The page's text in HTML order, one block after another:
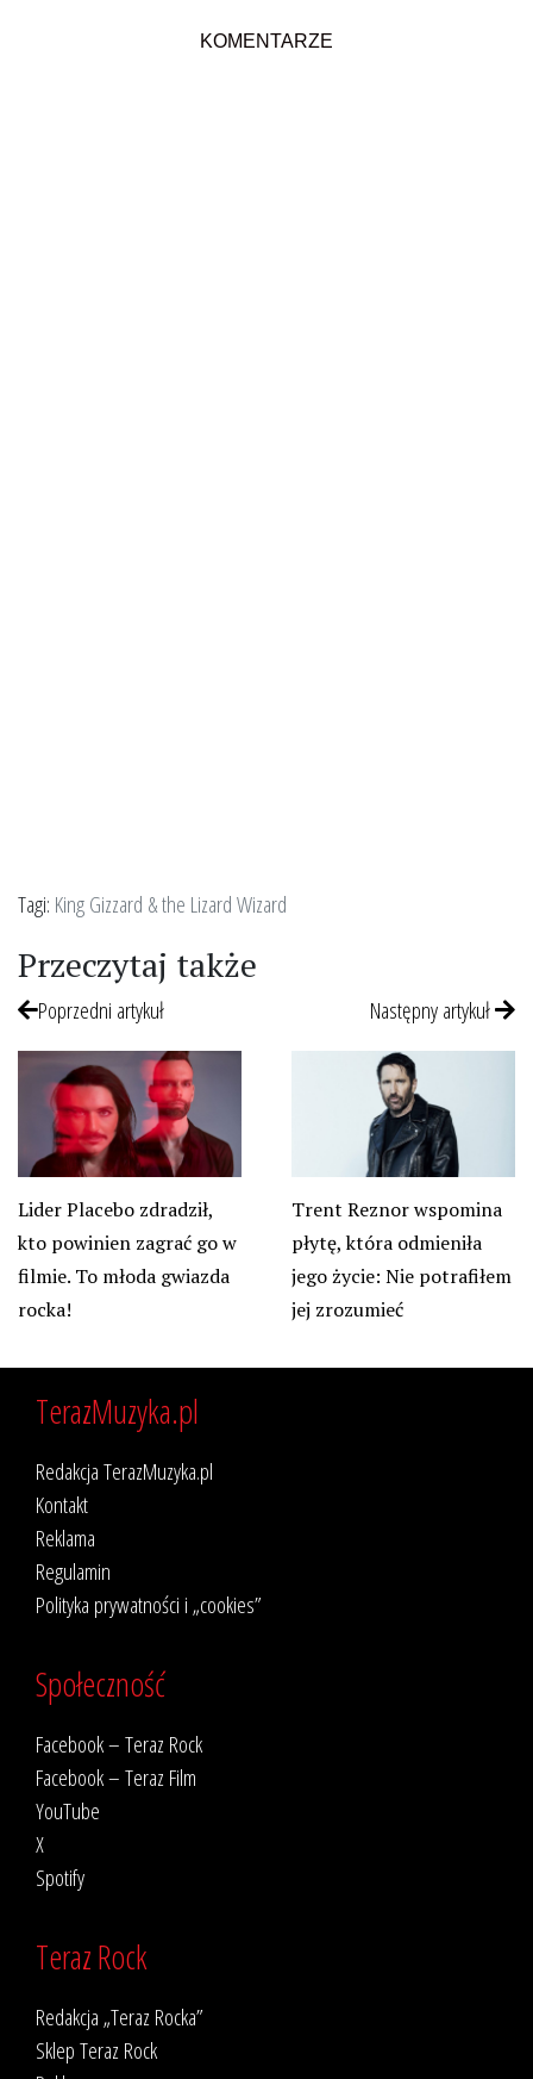
KOMENTARZE
Tagi: King Gizzard & the Lizard Wizard
Przeczytaj także
Poprzedni artykuł
Lider Placebo zdradził,
kto powinien zagrać go w
filmie. To młoda gwiazda
rocka!
Następny artykuł
Trent Reznor wspomina
płytę, która odmieniła
jego życie: Nie potrafiłem
jej zrozumieć
TerazMuzyka.pl
Redakcja TerazMuzyka.pl
Kontakt
Reklama
Regulamin
Polityka prywatności i „cookies”
Społeczność
Facebook – Teraz Rock
Facebook – Teraz Film
YouTube
X
Spotify
Teraz Rock
Redakcja „Teraz Rocka”
Sklep Teraz Rock